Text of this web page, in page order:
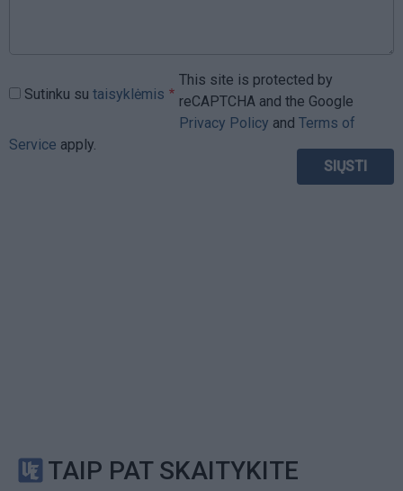
Sutinku su taisyklėmis
This site is protected by
reCAPTCHA and the Google
Privacy Policy and Terms of
Service apply.
TAIP PAT SKAITYKITE